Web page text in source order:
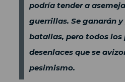
podría tender a
guerrillas. Se ganarán
batallas, pero todos los
desenlaces que se
pesimismo.